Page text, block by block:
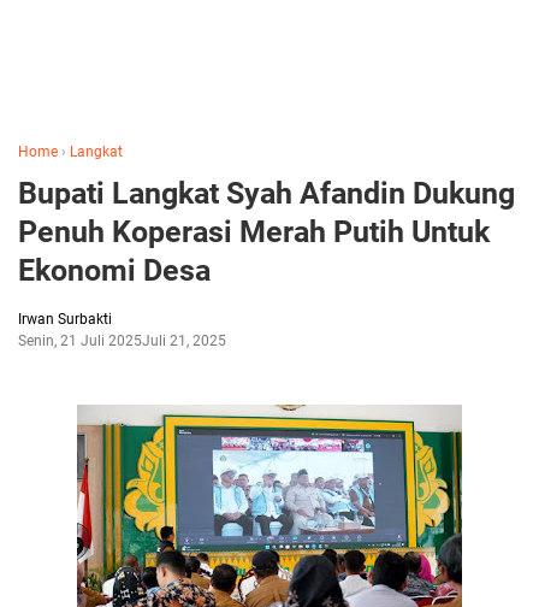
Home › Langkat
Bupati Langkat Syah Afandin Dukung
Penuh Koperasi Merah Putih Untuk
Ekonomi Desa
Irwan Surbakti
Senin, 21 Juli 2025Juli 21, 2025